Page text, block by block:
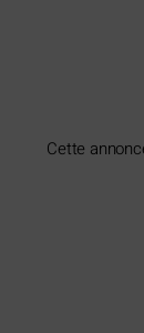
Cette